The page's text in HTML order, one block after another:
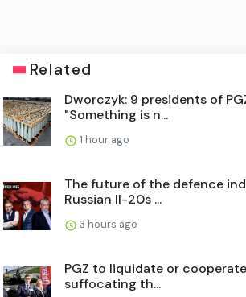
Related
Dworczyk: 9 presidents of
"Something is n...
1 hour ago
The future of the defence
Russian Il-20s ...
3 hours ago
PGZ to liquidate or
suffocating th...